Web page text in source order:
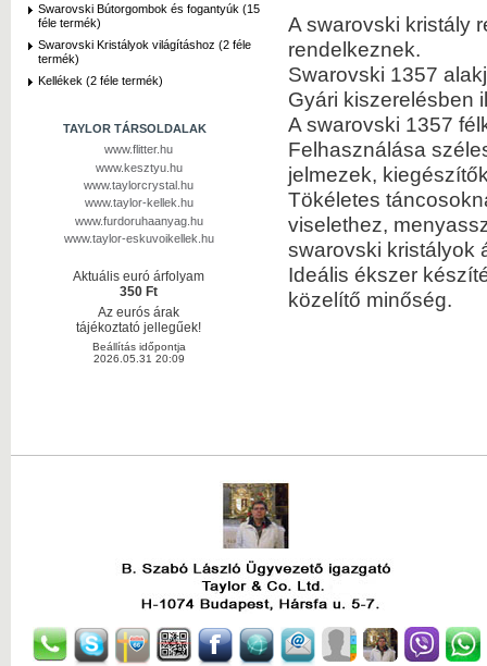
Swarovski Bútorgombok és fogantyúk (15
féle termék)
Swarovski Kristályok világításhoz (2 féle
termék)
Kellékek (2 féle termék)
TAYLOR TÁRSOLDALAK
www.flitter.hu
www.kesztyu.hu
www.taylorcrystal.hu
www.taylor-kellek.hu
www.furdoruhaanyag.hu
www.taylor-eskuvoikellek.hu
Aktuális euró árfolyam
350 Ft
Az eurós árak
tájékoztató jellegűek!
Beállítás időpontja
2026.05.31 20:09
A swarovski kristály
rendelkeznek.
Swarovski 1357
Gyári kiszerelésben
A swarovski 1357
Felhasználása
jelmezek,
Tökéletes
viselethez,
swarovski kristályok
Ideális ékszer
közelítő minőség.